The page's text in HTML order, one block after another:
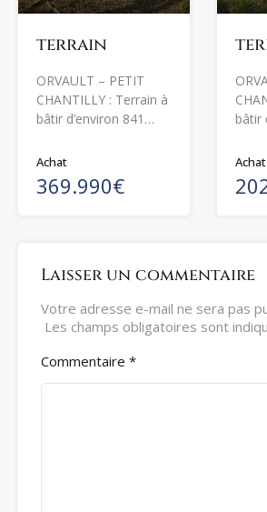
terrain
ORVAULT – PETIT
CHANTILLY : Terrain à
bâtir d’environ 841…
Achat
369.990€
bâtir
Achat
Laisser un commentaire
Votre adresse e-mail ne sera pas
Les champs obligatoires sont
Commentaire *